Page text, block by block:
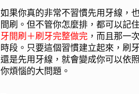
如果你真的非常不習慣先用牙線，
間刷。但不管你怎麼排，都可以記
牙間刷＋刷牙完整做完，而且那一
時段。只要這個習慣建立起來，刷
還是先用牙線，就會變成你可以依
你煩惱的大問題。